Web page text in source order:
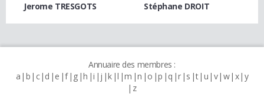
Jerome TRESGOTS Stéphane DROIT
Annuaire des membres :
a b c d e f g h i j k l m n o p q r s t u v w x y
z